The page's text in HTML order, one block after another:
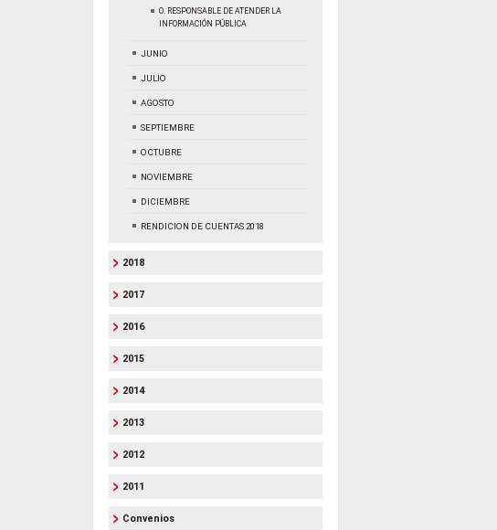
O. RESPONSABLE DE ATENDER LA
INFORMACIÓN PÚBLICA
JUNIO
JULIO
AGOSTO
SEPTIEMBRE
OCTUBRE
NOVIEMBRE
DICIEMBRE
RENDICION DE CUENTAS 2018
2018
2017
2016
2015
2014
2013
2012
2011
Convenios